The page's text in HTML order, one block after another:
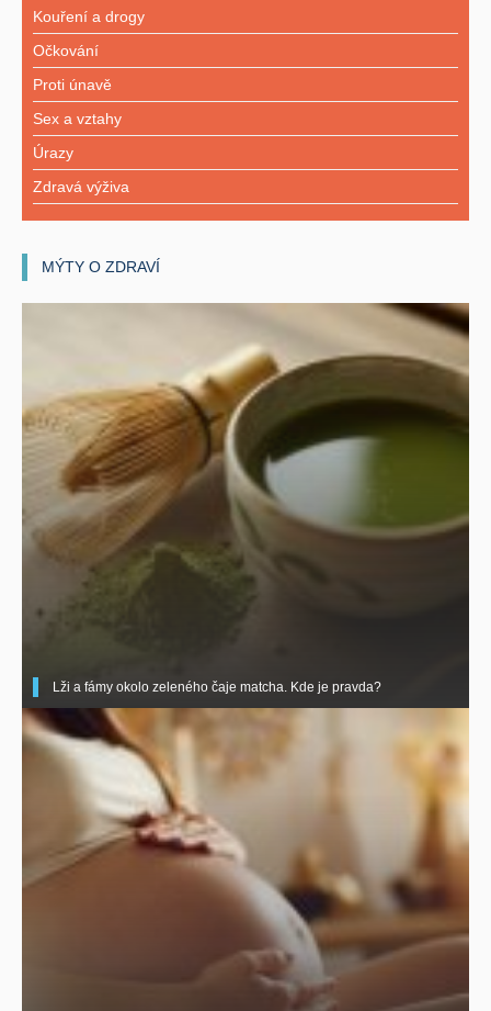
Kouření a drogy
Očkování
Proti únavě
Sex a vztahy
Úrazy
Zdravá výživa
MÝTY O ZDRAVÍ
Lži a fámy okolo zeleného čaje matcha. Kde je pravda?